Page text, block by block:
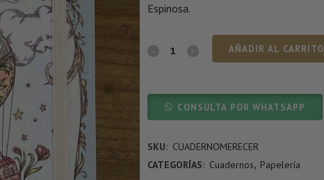
Espinosa.
AÑADIR AL CARRITO
CONSULTA POR WHATSAPP
SKU: CUADERNOMERECER
CATEGORÍAS: Cuadernos, Papelería